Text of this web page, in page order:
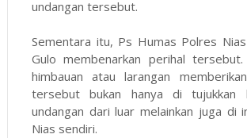
undangan tersebut.
Sementara itu, Ps Humas Polres
Gulo membenarkan perihal
himbauan atau larangan
tersebut bukan hanya di tujukkan
undangan dari luar melainkan juga di
Nias sendiri.